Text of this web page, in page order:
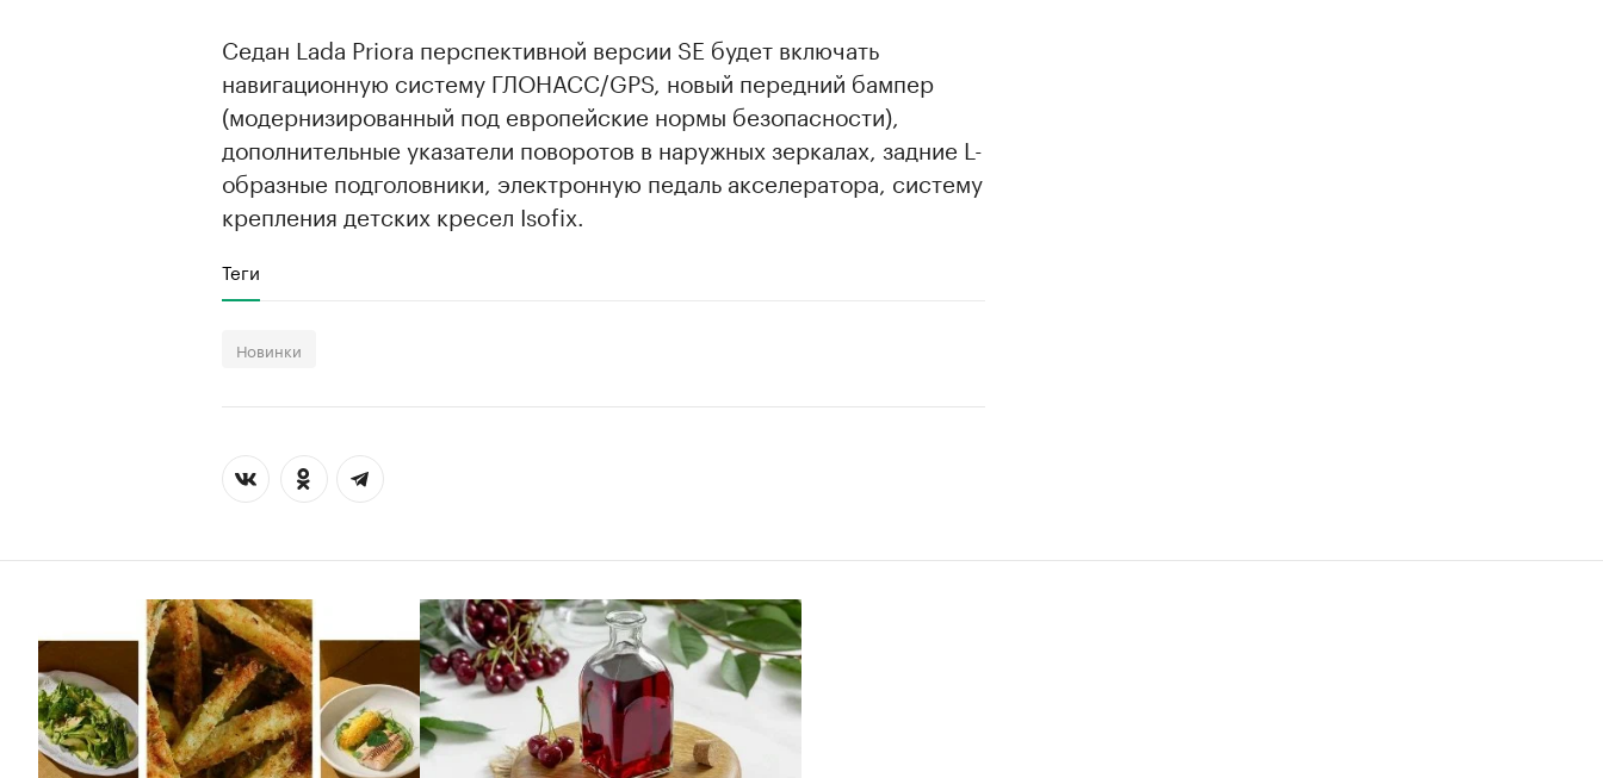
Седан Lada Priora перспективной версии SE будет включать
навигационную систему ГЛОНАСС/GPS, новый передний бампер
(модернизированный под европейские нормы безопасности),
дополнительные указатели поворотов в наружных зеркалах, задние L-
образные подголовники, электронную педаль акселератора, систему
крепления детских кресел Isofix.
Теги
Новинки